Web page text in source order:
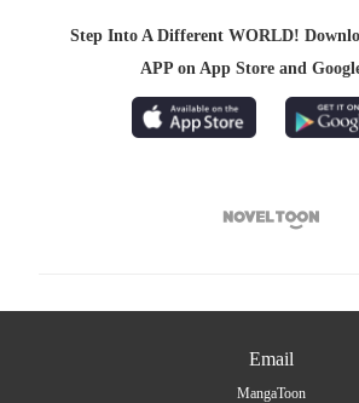
Step Into A Different WORLD!
APP on App Store and

Email
MangaToon